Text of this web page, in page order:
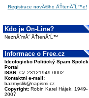
Registrace novĂ©ho ÄŤtenĂˇĹ™e!
Kdo je On-Line?
NeznĂˇmĂ˝ ÄŤtenĂˇĹ™
Informace o Free.cz
Ideologicko Politický Spam Spolek
Portal
ISSN: CZ-23121949-0002
Kontaktní e-mail:
bazmyslik@napismi.cz
Copyright: Robin Karel Hájek, 1949-
2007